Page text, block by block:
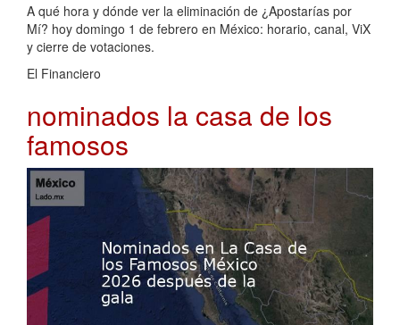
A qué hora y dónde ver la eliminación de ¿Apostarías por
Mí? hoy domingo 1 de febrero en México: horario, canal, ViX
y cierre de votaciones.
El Financiero
nominados la casa de los
famosos